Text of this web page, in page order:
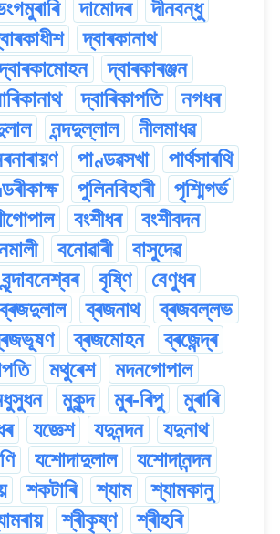
দামোদৰ
দীনবন্ধু
দ্বাৰকানাথ
দ্বাৰকাৰঞ্জন
দ্বাৰিকাপতি
নগধৰ
নন্দদুল্লাল
নীলমাধৱ
পাণ্ডৱসখা
পাৰ্থসাৰথি
পুলিনবিহাৰী
পৃশ্মিগৰ্ভ
বংশীধৰ
বংশীবদন
বনোৱাৰী
বাসুদেৱ
বৃন্দাবনেশ্বৰ বৃষ্ণি
বেণুধৰ
ব্ৰজদুলাল ব্ৰজনাথ
ব্ৰজবল্লভ
ব্ৰজমোহন
ব্ৰজেন্দ্ৰ
মথুৰেশ
মদনগোপাল
মুকুন্দ মুৰ-ৰিপু
মুৰাৰি
যজ্ঞেশ যদুনন্দন
যদুনাথ
যশোদাদুলাল
যশোদানন্দন
শকটাৰি শ্যাম
শ্যামকানু
শ্ৰীকৃষ্ণ
শ্ৰীহৰি